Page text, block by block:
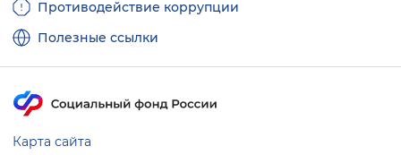
Противодействие коррупции
Полезные ссылки
Карта сайта